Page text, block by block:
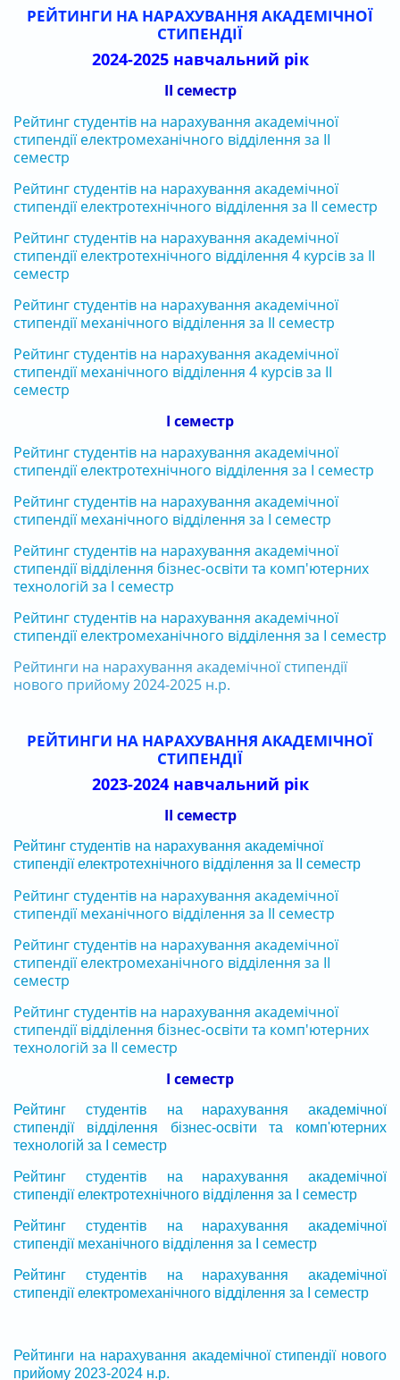
РЕЙТИНГИ НА НАРАХУВАННЯ АКАДЕМІЧНОЇ
СТИПЕНДІЇ
2024-2025 навчальний рік
ІІ семестр
Рейтинг студентів на нарахування академічної
стипендії електромеханічного відділення за ІІ
семестр
Рейтинг студентів на нарахування академічної
стипендії електротехнічного відділення за ІІ семестр
Рейтинг студентів на нарахування академічної
стипендії електротехнічного відділення 4 курсів за ІІ
семестр
Рейтинг студентів на нарахування академічної
стипендії механічного відділення за ІІ семестр
Рейтинг студентів на нарахування академічної
стипендії механічного відділення 4 курсів за ІІ
семестр
І семестр
Рейтинг студентів на нарахування академічної
стипендії електротехнічного відділення за І семестр
Рейтинг студентів на нарахування академічної
стипендії механічного відділення за І семестр
Рейтинг студентів на нарахування академічної
стипендії відділення бізнес-освіти та комп'ютерних
технологій за І семестр
Рейтинг студентів на нарахування академічної
стипендії електромеханічного відділення за І семестр
Рейтинги на нарахування академічної стипендії
нового прийому 2024-2025 н.р.
РЕЙТИНГИ НА НАРАХУВАННЯ АКАДЕМІЧНОЇ
СТИПЕНДІЇ
2023-2024 навчальний рік
ІІ семестр
Рейтинг студентів на нарахування академічної
стипендії електротехнічного відділення за ІІ семестр
Рейтинг студентів на нарахування академічної
стипендії механічного відділення за ІІ семестр
Рейтинг студентів на нарахування академічної
стипендії електромеханічного відділення за ІІ
семестр
Рейтинг студентів на нарахування академічної
стипендії відділення бізнес-освіти та комп'ютерних
технологій за ІІ семестр
І семестр
Рейтинг студентів на нарахування академічної
стипендії відділення бізнес-освіти та комп'ютерних
технологій за І семестр
Рейтинг студентів на нарахування академічної
стипендії електротехнічного відділення за І семестр
Рейтинг студентів на нарахування академічної
стипендії механічного відділення за І семестр
Рейтинг студентів на нарахування академічної
стипендії електромеханічного відділення за І семестр
Рейтинги на нарахування академічної стипендії нового
прийому 2023-2024 н.р.